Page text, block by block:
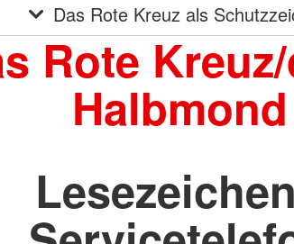
Das Rote Kreuz als
Rote
Halbmond